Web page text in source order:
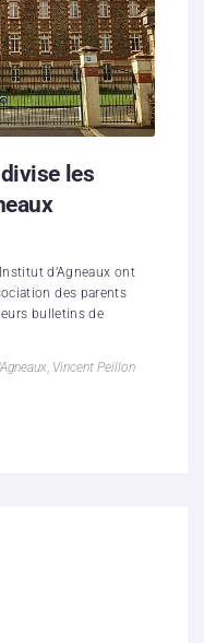
les
d’Agneaux ont
des parents
bulletins de
, Vincent Peillon